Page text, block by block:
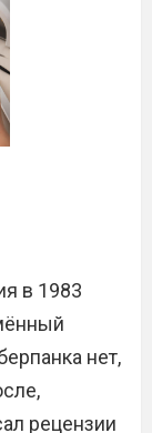
в 1983
нет,
рецензии